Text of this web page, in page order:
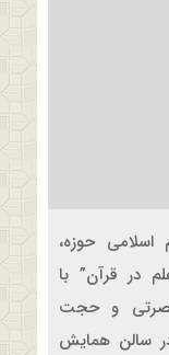
حوزه،
در قرآن” با
و حجت
سالن همایش